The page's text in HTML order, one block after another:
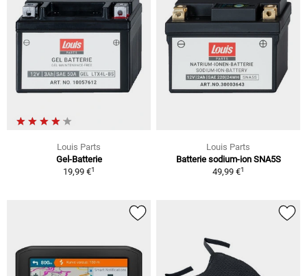
Louis Parts
Gel-Batterie
19,99 €1
Louis Parts
Batterie sodium-ion SNA5S
49,99 €1